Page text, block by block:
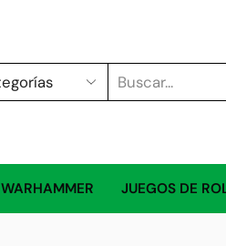
WARHAMMER JUEGOS DE